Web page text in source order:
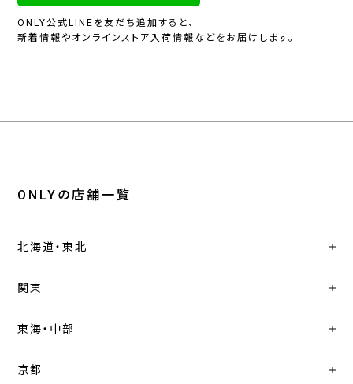
ONLY公式LINEを友だち追加すると、
新着情報やオンラインストア入荷情報などをお届けします。
ONLYの店舗一覧
北海道・東北
関東
東海・中部
京都